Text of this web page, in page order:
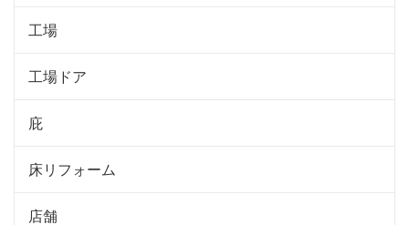
工場
工場ドア
庇
床リフォーム
店舗